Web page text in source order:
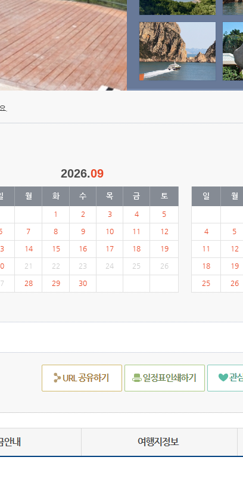
.
2026.09
월 화 수 목 금 토
1 2 3 4 5
7 8 9 10 11 12
14 15 16 17 18 19
21 22 23 24 25 26
28 29 30
일 월
4 5
11 12
18 19
25 26